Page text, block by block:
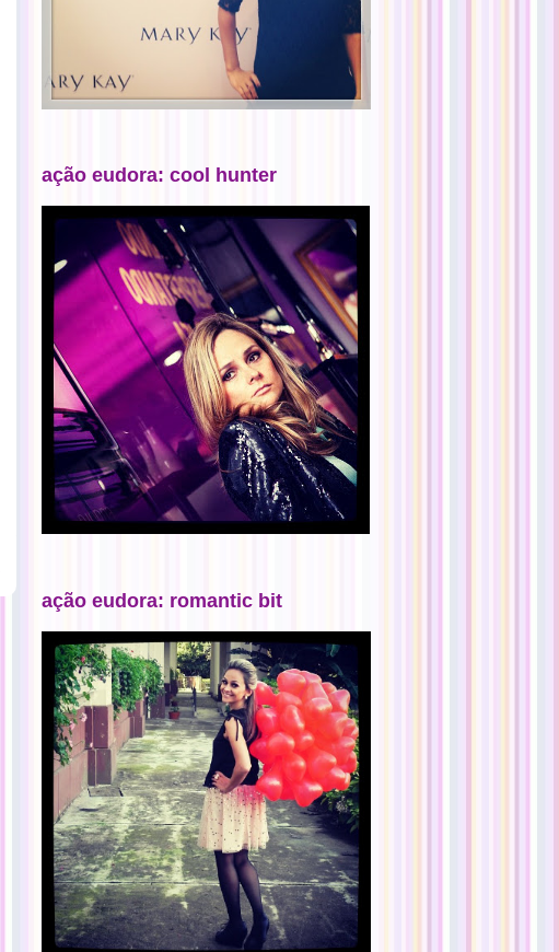
ação eudora: cool hunter
ação eudora: romantic bit